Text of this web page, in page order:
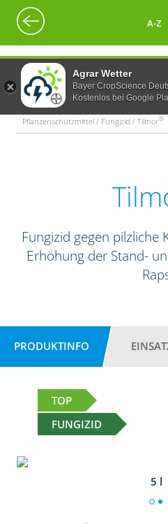
Agrar Wetter
Bayer CropScience
Kostenlos bei Google
A-Z
Pflanzenschutzmittel / Fungizid / Tilmor®
Fungizid gegen pilzliche
Erhöhung der Stand-
PRODUKTINFO
TOP
FUNGIZID
5 l